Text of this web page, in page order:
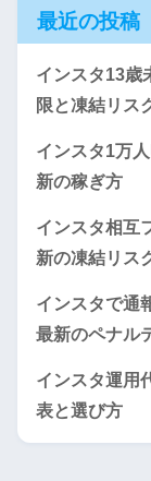
最近の投稿
インスタ13歳
限と凍結リス
インスタ1万
新の稼ぎ方
インスタ相互
新の凍結リス
インスタで通
最新のペナル
インスタ運用
表と選び方